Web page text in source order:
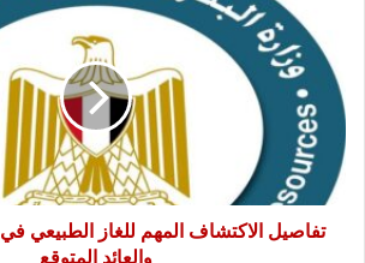
الاكتشاف
المهم
للغاز
الطبيعي
في
البحر
المتوسط..
والعائد
المتوقع
تفاصيل الاكتشاف المهم للغاز الطبيعي
والعائد المتوقع